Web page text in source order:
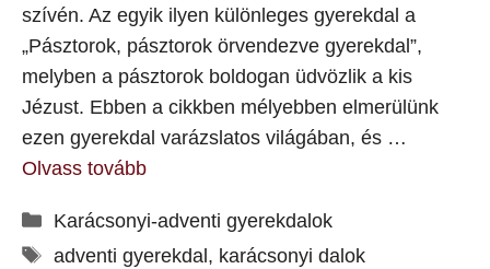
szívén. Az egyik ilyen különleges gyerekdal a
„Pásztorok, pásztorok örvendezve gyerekdal”,
melyben a pásztorok boldogan üdvözlik a kis
Jézust. Ebben a cikkben mélyebben elmerülünk
ezen gyerekdal varázslatos világában, és …
Olvass tovább
Kategória
Karácsonyi-adventi gyerekdalok
Címkék
adventi gyerekdal , karácsonyi dalok